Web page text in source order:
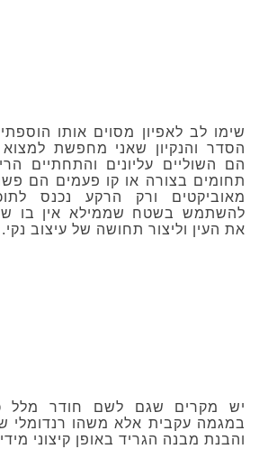
שימו לב לאפיון מסוים אותו
הסדר והנקיון שאני מחפשת למצוא
הם השוליים עליונים והתחתיים
תחומים בצורה או קו פעמים הם
מאוביקטים ורק הרקע נכנס
להשתמש בשטח שממילא אין בו
את העין וליצור תחושה של עיצוב נקי.
יש מקרים שגם לשם חודר מלל
במגמה עקבית אלא משהו רנדומלי
והבנת מבנה הגריד באופן קיצוני